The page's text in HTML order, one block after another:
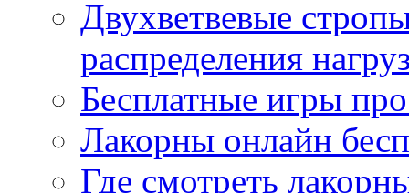
Двухветвевые
распределения
Бесплатные игры
Лакорны онлайн
Где смотреть